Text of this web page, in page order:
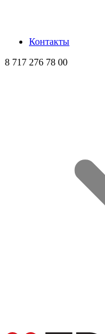
Контакты
8 717 276 78 00